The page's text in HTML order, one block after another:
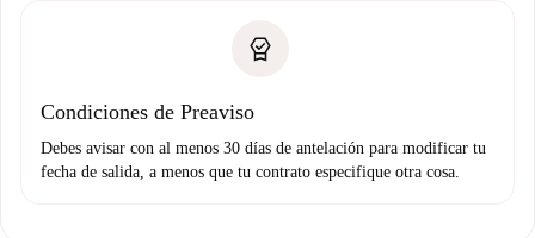
Condiciones de Preaviso
Debes avisar con al menos 30 días de antelación para modificar tu
fecha de salida, a menos que tu contrato especifique otra cosa.